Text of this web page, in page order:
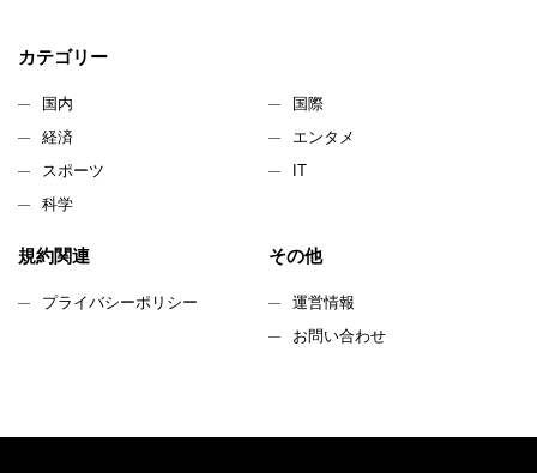
カテゴリー
国内
国際
経済
エンタメ
スポーツ
IT
科学
規約関連
プライバシーポリシー
その他
運営情報
お問い合わせ